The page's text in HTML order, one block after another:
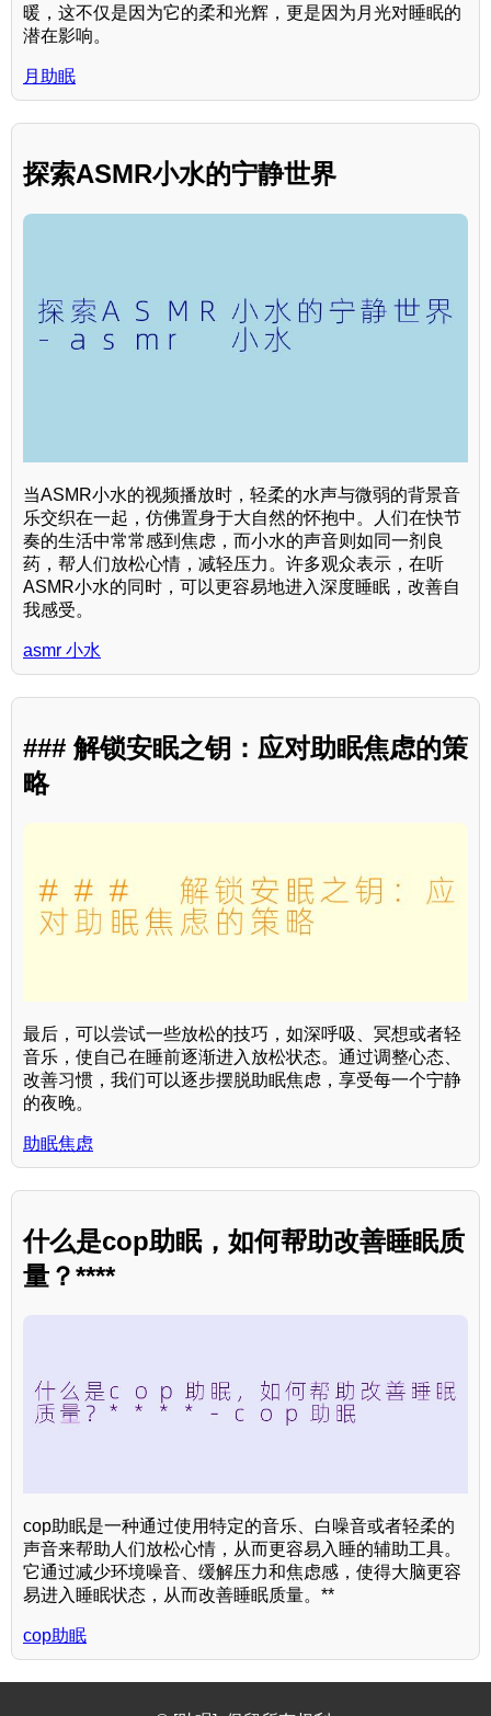
暖，这不仅是因为它的柔和光辉，更是因为月光对睡眠的
潜在影响。
月助眠
探索ASMR小水的宁静世界
当ASMR小水的视频播放时，轻柔的水声与微弱的背景音
乐交织在一起，仿佛置身于大自然的怀抱中。人们在快节
奏的生活中常常感到焦虑，而小水的声音则如同一剂良
药，帮人们放松心情，减轻压力。许多观众表示，在听
ASMR小水的同时，可以更容易地进入深度睡眠，改善自
我感受。
asmr 小水
### 解锁安眠之钥：应对助眠焦虑的策
略
最后，可以尝试一些放松的技巧，如深呼吸、冥想或者轻
音乐，使自己在睡前逐渐进入放松状态。通过调整心态、
改善习惯，我们可以逐步摆脱助眠焦虑，享受每一个宁静
的夜晚。
助眠焦虑
什么是cop助眠，如何帮助改善睡眠质
量？****
cop助眠是一种通过使用特定的音乐、白噪音或者轻柔的
声音来帮助人们放松心情，从而更容易入睡的辅助工具。
它通过减少环境噪音、缓解压力和焦虑感，使得大脑更容
易进入睡眠状态，从而改善睡眠质量。**
cop助眠